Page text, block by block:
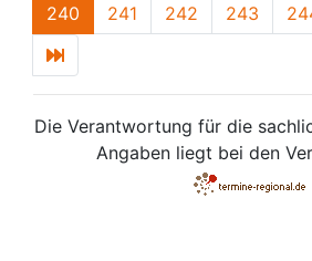
240
241 242 243
Die Verantwortung für die
Angaben liegt bei den